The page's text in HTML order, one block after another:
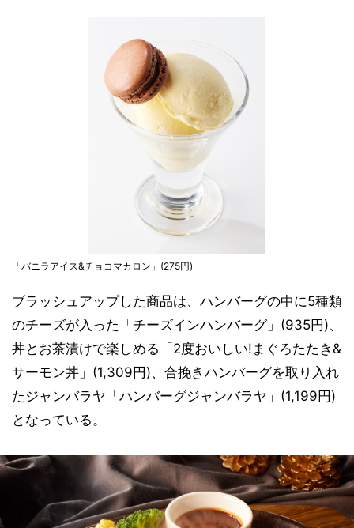
「バニラアイス&チョコマカロン」(275円)
ブラッシュアップした商品は、ハンバーグの中に5種類
のチーズが入った「チーズインハンバーグ」(935円)、
丼とお茶漬けで楽しめる「2度おいしい!まぐろたたき&
サーモン丼」(1,309円)、合挽きハンバーグを取り入れ
たジャンバラヤ「ハンバーグジャンバラヤ」(1,199円)
となっている。